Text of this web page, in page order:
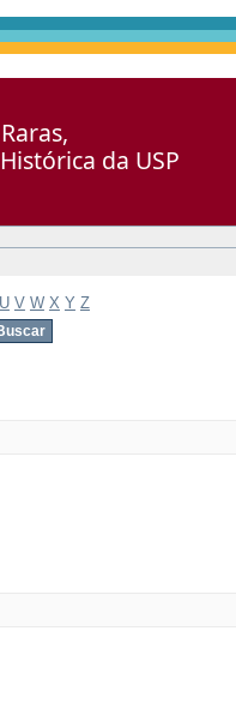
da USP
U V W X Y Z